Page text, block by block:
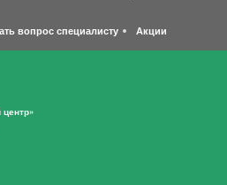
вопрос специалисту Акции
центр»